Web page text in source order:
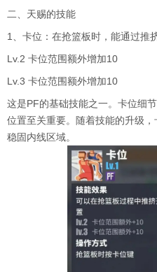
二、天赐的技能
1、卡位：在抢篮板时，能通过推
Lv.2 卡位范围额外增加10
Lv.3 卡位范围额外增加10
这是PF的基础技能之一。卡位细
位置至关重要。随着技能的升级
稳固内线区域。